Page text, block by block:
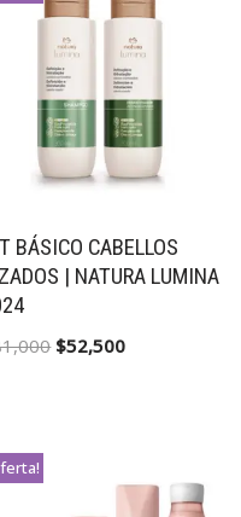
BÁSICO CABELLOS
| NATURA LUMINA
$52,500